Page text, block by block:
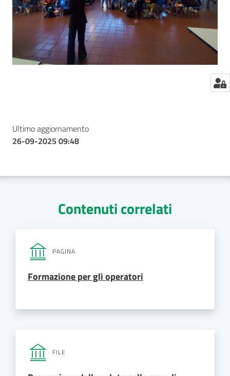
Ultimo aggiornamento
26-09-2025 09:48
Contenuti correlati
PAGINA
Formazione per gli operatori
FILE